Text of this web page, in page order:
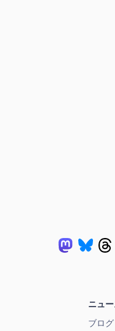
ニュ
ブログ